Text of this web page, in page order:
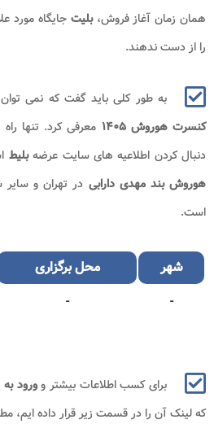
همان زمان آغاز فروش،بلیتجایگاه مورد
را از دست ندهند.
به طور کلی باید گفت که نمی
کنسرت هوروش​ ۱۴۰۵
معرفی کرد. تنها
دنبال کردن اطلاعیه های سایت عرضهبلیط
هوروش بند مهدی دارابی در تهران و
است.
شهر محل برگزاری
-
-
برای کسب اطلاعات بیشتر و ورود
که لینک آن را در قسمت زیر قرار داده ایم،